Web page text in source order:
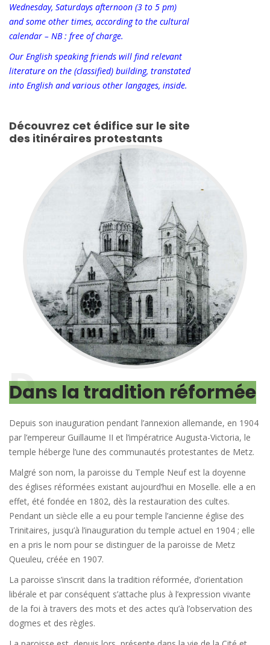
Wednesday, Saturdays afternoon (3 to 5 pm)
and some other times, according to the cultural
calendar – NB : free of charge.
Our English speaking friends will find relevant
literature on the (classified) building, transtated
into English and various other langages, inside.
Découvrez cet édifice sur le site
des itinéraires protestants
Dans la tradition réformée
Depuis son inauguration pendant l’annexion allemande, en 1904
par l’empereur Guillaume II et l’impératrice Augusta-Victoria, le
temple héberge l’une des communautés protestantes de Metz.
Malgré son nom, la paroisse du Temple Neuf est la doyenne
des églises réformées existant aujourd’hui en Moselle. elle a en
effet, été fondée en 1802, dès la restauration des cultes.
Pendant un siècle elle a eu pour temple l’ancienne église des
Trinitaires, jusqu’à l’inauguration du temple actuel en 1904 ; elle
en a pris le nom pour se distinguer de la paroisse de Metz
Queuleu, créée en 1907.
La paroisse s’inscrit dans la tradition réformée, d’orientation
libérale et par conséquent s’attache plus à l’expression vivante
de la foi à travers des mots et des actes qu’à l’observation des
dogmes et des règles.